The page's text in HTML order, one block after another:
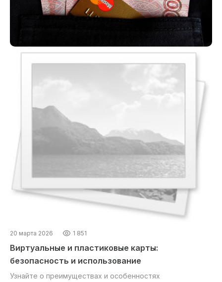
20 марта 2026 1 851
Виртуальные и пластиковые карты:
безопасность и использование
Узнайте о преимуществах и особенностях